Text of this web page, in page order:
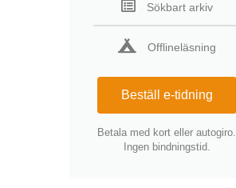
Sökbart arkiv
Offlineläsning
Beställ e-tidning
Betala med kort eller autogiro.
Ingen bindningstid.